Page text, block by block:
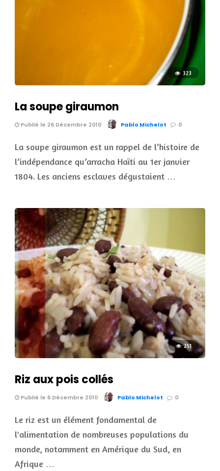
323
La soupe giraumon
Publié le 26 Décembre 2010 Pablo Michelot 0
La soupe giraumon est un rappel de l’histoire de
l’indépendance qu’arracha Haïti au 1er janvier
1804. Les anciens esclaves dégustaient …
251
Riz aux pois collés
Publié le 6 Décembre 2010 Pablo Michelot 0
Le riz est un élément fondamental de
l'alimentation de nombreuses populations du
monde, notamment en Amérique du Sud, en
Afrique …